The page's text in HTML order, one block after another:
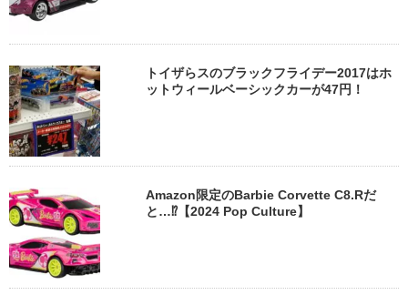
トイザらスのブラックフライデー2017はホ
ットウィールベーシックカーが47円！
Amazon限定のBarbie Corvette C8.Rだ
と…⁉【2024 Pop Culture】